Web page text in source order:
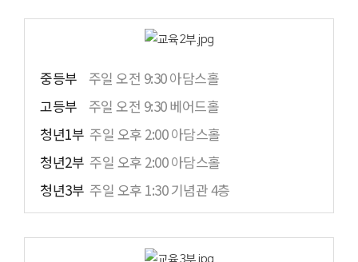
중등부 주일 오전 9:30 아담스홀
고등부 주일 오전 9:30 베어드홀
청년1부 주일 오후 2:00 아담스홀
청년2부 주일 오후 2:00 아담스홀
청년3부 주일 오후 1:30 기념관 4층